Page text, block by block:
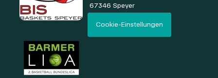
67346 Speyer
Cookie-Einstellungen